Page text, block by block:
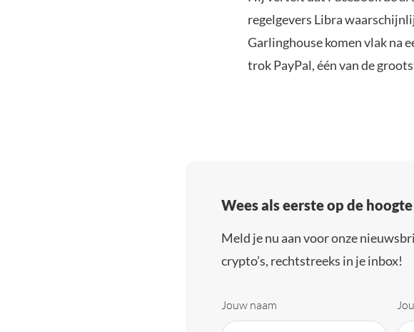
regelgevers Libra
Garlinghouse komen vlak na
trok PayPal, één van de
Wees als eerste op de
Meld je nu aan voor onze
crypto’s, rechtstreeks in je inbox!
Jouw naam